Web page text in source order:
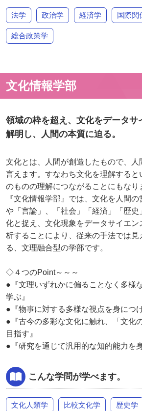
法学 政治学 経済学 国際関
総合政策学
文化情報学部
領域の枠を超え、文化をデータサ
解明し、人間の本質に迫る。
文化とは、人間が創造したもので、人
言えます。すなわち文化を理解すると
のものの理解につながることにもなり
『文化情報学部』では、文化を人間の
や「言論」、「社会」「経済」「歴史
化と捉え、文化現象をデータサイエン
析することにより、従来の手法では見
る、文理融合型の学部です。
◇４つのPoint～～～
●『文理いずれかに偏ることなく多様
学ぶ』
●『物事に対する多様な視点を身につ
●『古今の多彩な文化に触れ、「文化
目指す』
●『研究を通じて汎用的な知的能力を
こんな学問が学べます。
文化人類学 比較文化学 歴史学